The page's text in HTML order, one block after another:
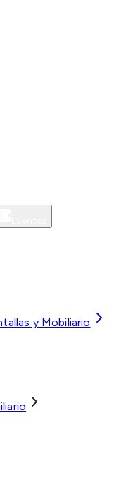
y Mobiliario